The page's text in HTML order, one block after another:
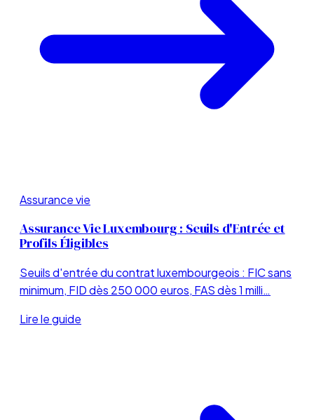
Assurance vie
Assurance Vie Luxembourg : Seuils d'Entrée et
Profils Éligibles
Seuils d'entrée du contrat luxembourgeois : FIC sans
minimum, FID dès 250 000 euros, FAS dès 1 milli…
Lire le guide